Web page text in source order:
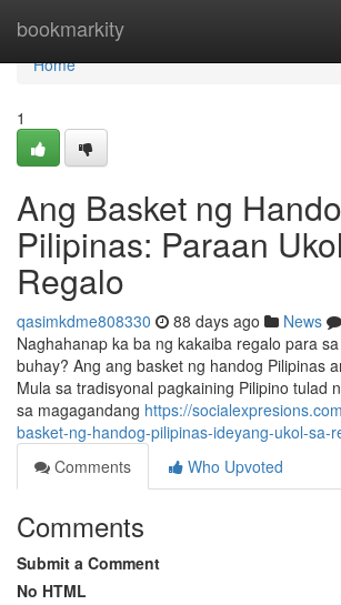
bookmarkity
Home
Home
1
Ang Basket ng
Pilipinas: Paraan
Regalo
qasimkdme808330 88 days ago News
Naghahanap ka ba ng kakaiba regalo para
buhay? Ang ang basket ng handog Pilipinas
Mula sa tradisyonal pagkaining Pilipino tulad
sa magagandang https://
basket-ng-handog-pilipinas-ideyang-ukol-sa-
Comments
Who Upvoted
Comments
Submit a Comment
No HTML